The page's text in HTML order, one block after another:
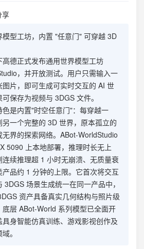
享
模型工坊，内置 "任意门" 可穿越 3D
高德正式发布通用世界模型工坊
，并开放测试。用户只需输入一
片，即可生成可实时交互的 AI 世
保存为视频与 3DGS 文件。
是内置"时空任意门"：每穿越一
一个完整的 3D 世界，原本孤立的
界的探索网络。ABot-WorldStudio
5090 上本地部署，推理时长无上
连续推理超 1 小时无崩溃、无质量衰
品约 1 分钟的上限。它首次将交互
3DGS 场景生成统一在同一产品中，
资产具备真实几何结构与照片级
底层 ABot-World 系列模型已全面开
身智能仿真训练、游戏影视创作及
。